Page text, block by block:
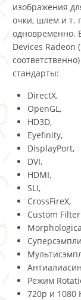
изображения
очки, шлем и т.
одновременно.
Devices Radeon
стандарты:
DirectX,
OpenGL,
HD3D,
Eyefinity,
DisplayPort,
DVI,
HDMI,
SLI,
CrossFireX,
Custom
Режим
720p и 1080